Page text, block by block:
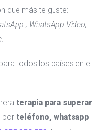
que más te guste:
, WhatsApp Video,
todos los países en el
terapia para superar
por teléfono, whatsapp